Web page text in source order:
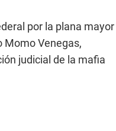
por la plana mayor
Momo Venegas,
judicial de la mafia